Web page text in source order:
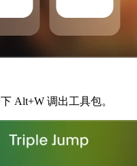
Alt+W 调出工具包。